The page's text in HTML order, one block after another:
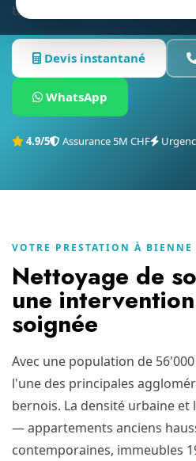
tarifs transparents.
Devis instantané
WhatsApp
4.9/5 Assurance 5M CHF
VOTRE PRESTATION À BIENNE
Nettoyage de
une
soignée
Avec une population de
l'une des principales
bernois. La densité urbaine et
— appartements anciens
contemporaines, immeubles